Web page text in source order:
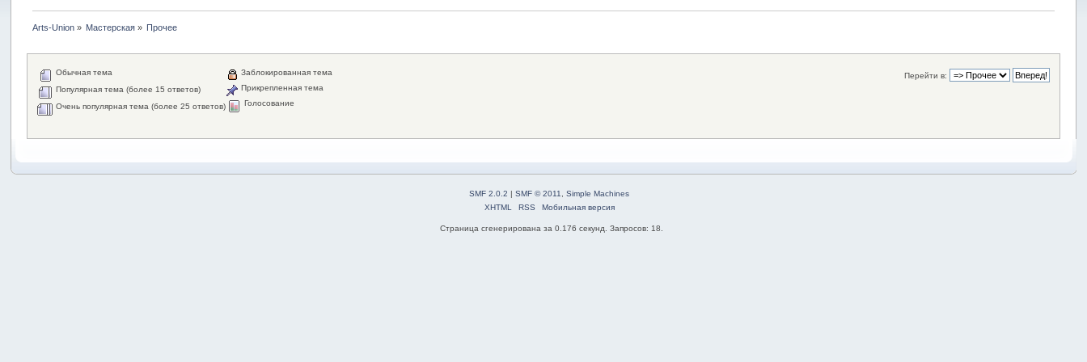
Arts-Union» Мастерская » Прочее
Перейти в:
Обычная тема
Популярная тема (более 15 ответов)
Очень популярная тема (более 25 ответов)
Заблокированная тема
Прикрепленная тема
Голосование
SMF 2.0.2 |SMF © 2011,Simple Machines
XHTML
RSS Мобильная версия
Страница сгенерирована за 0.176 секунд. Запросов: 18.